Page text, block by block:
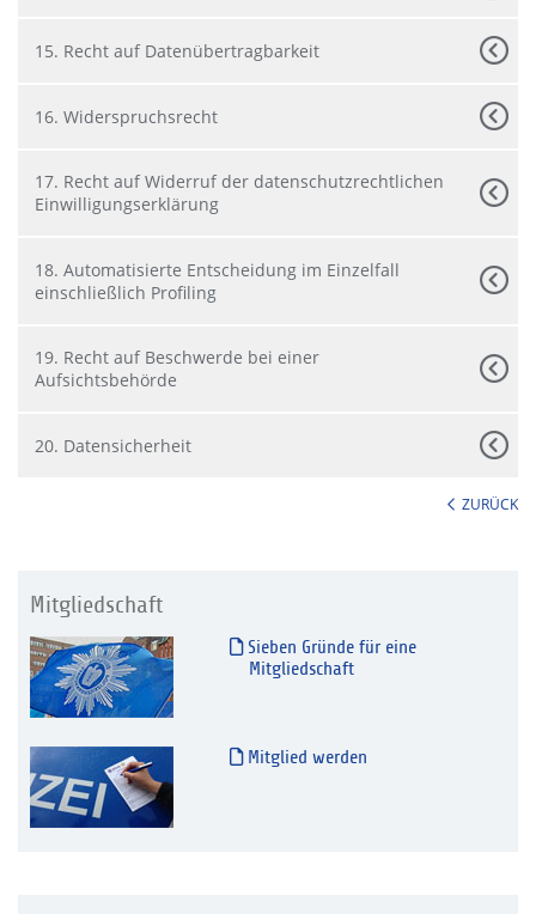
15. Recht auf Datenübertragbarkeit
16. Widerspruchsrecht
17. Recht auf Widerruf der datenschutzrechtlichen
Einwilligungserklärung
18. Automatisierte Entscheidung im Einzelfall
einschließlich Profiling
19. Recht auf Beschwerde bei einer
Aufsichtsbehörde
20. Datensicherheit
ZURÜCK
Mitgliedschaft
Sieben Gründe für eine
Mitgliedschaft
Mitglied werden